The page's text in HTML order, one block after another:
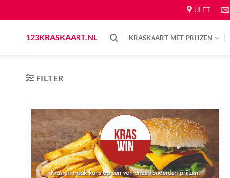
to
ULFT
123KRASKAART.NL KRASKAART MET PRIJZEN
FILTER